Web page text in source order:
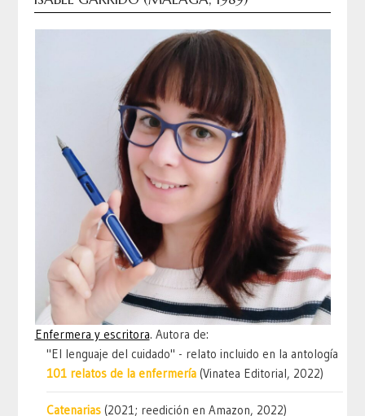
Enfermera y escritora. Autora de:
"El lenguaje del cuidado" - relato incluido en la antología
101 relatos de la enfermería (Vinatea Editorial, 2022)
Catenarias (2021; reedición en Amazon, 2022)